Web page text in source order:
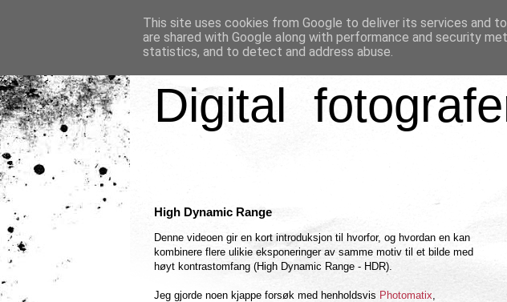
Digital
High Dynamic Range
Denne videoen gir en kort introduksjon til hvorfor, og hvordan en kan
kombinere flere ulikie eksponeringer av samme motiv til et bilde med
høyt kontrastomfang (High Dynamic Range - HDR).
Jeg gjorde noen kjappe forsøk med henholdsvis Photomatix,
This site uses cookies from Google to deliver its services and
are shared with Google along with performance and security
statistics, and to detect and address abuse.